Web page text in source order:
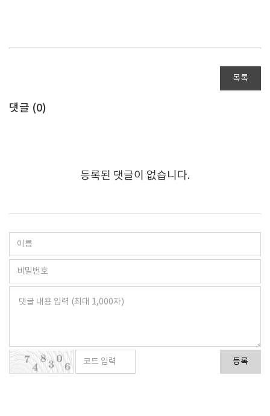
목록
댓글 (0)
등록된 댓글이 없습니다.
등록